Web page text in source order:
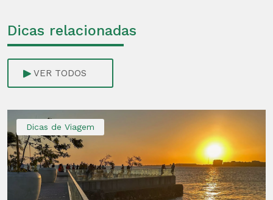
Dicas relacionadas
VER TODOS
Dicas de Viagem